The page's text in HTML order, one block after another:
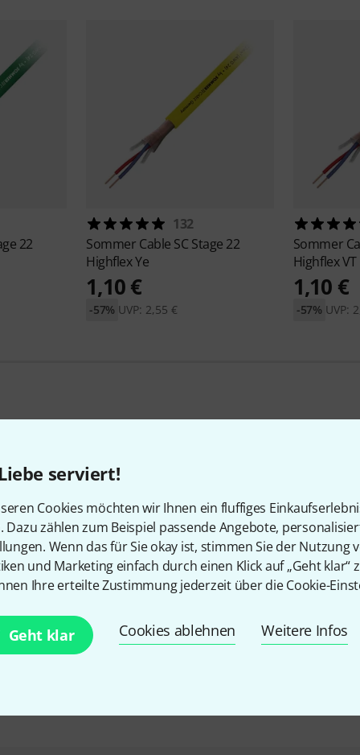
serviert!
Cookies möchten wir Ihnen ein fluffiges
Dazu zählen zum Beispiel passende Angebote,
Wenn das für Sie okay ist, stimmen Sie der Nutzung
und Marketing einfach durch einen Klick auf „Geht klar“
Ihre erteilte Zustimmung jederzeit über die Cookie-
Geht klar Cookies ablehnen Weitere Infos
22
132
Sommer Cable SC Stage 22
Highflex Ye
1,10 €
UVP: 2,55 €
-57%
Sommer
Highflex VT
1,10 €
UVP:
-57%
114 Kundenbewertungen
4.9/ 5